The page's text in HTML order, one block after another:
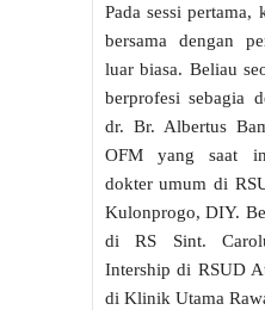
Pada sessi
bersama dengan
luar biasa. Beliau
berprofesi sebagia
dr. Br. Albertus
OFM yang saat
dokter umum di
Kulonprogo, DIY.
di RS Sint.
Intership di RSUD
di Klinik Utama